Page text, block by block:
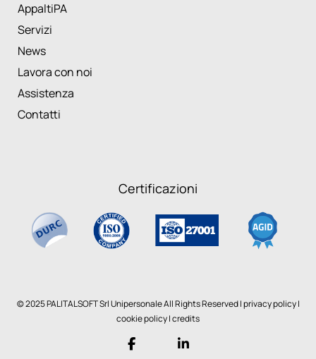
AppaltiPA
Servizi
News
Lavora con noi
Assistenza
Contatti
Certificazioni
© 2025 PALITALSOFT Srl Unipersonale All Rights Reserved |privacy policy|
cookie policy|credits